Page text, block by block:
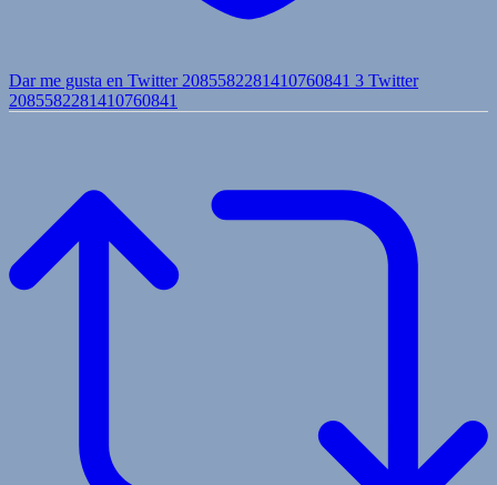
Dar me gusta en Twitter 2085582281410760841 3 Twitter
2085582281410760841